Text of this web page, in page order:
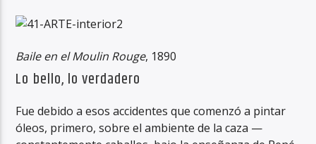
Baile en el Moulin Rouge, 1890
Lo bello, lo verdadero
Fue debido a esos accidentes que comenzó a pintar
óleos, primero, sobre el ambiente de la caza —